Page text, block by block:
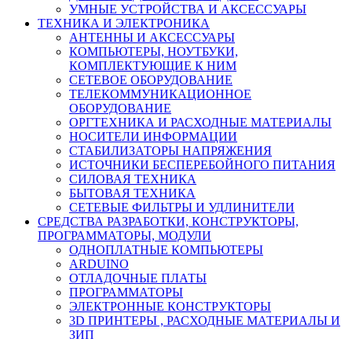
УМНЫЕ УСТРОЙСТВА И АКСЕССУАРЫ
ТЕХНИКА И ЭЛЕКТРОНИКА
АНТЕННЫ И АКСЕССУАРЫ
КОМПЬЮТЕРЫ, НОУТБУКИ,
КОМПЛЕКТУЮЩИЕ К НИМ
СЕТЕВОЕ ОБОРУДОВАНИЕ
ТЕЛЕКОММУНИКАЦИОННОЕ
ОБОРУДОВАНИЕ
ОРГТЕХНИКА И РАСХОДНЫЕ МАТЕРИАЛЫ
НОСИТЕЛИ ИНФОРМАЦИИ
СТАБИЛИЗАТОРЫ НАПРЯЖЕНИЯ
ИСТОЧНИКИ БЕСПЕРЕБОЙНОГО ПИТАНИЯ
СИЛОВАЯ ТЕХНИКА
БЫТОВАЯ ТЕХНИКА
СЕТЕВЫЕ ФИЛЬТРЫ И УДЛИНИТЕЛИ
СРЕДСТВА РАЗРАБОТКИ, КОНСТРУКТОРЫ,
ПРОГРАММАТОРЫ, МОДУЛИ
ОДНОПЛАТНЫЕ КОМПЬЮТЕРЫ
ARDUINO
ОТЛАДОЧНЫЕ ПЛАТЫ
ПРОГРАММАТОРЫ
ЭЛЕКТРОННЫЕ КОНСТРУКТОРЫ
3D ПРИНТЕРЫ , РАСХОДНЫЕ МАТЕРИАЛЫ И
ЗИП